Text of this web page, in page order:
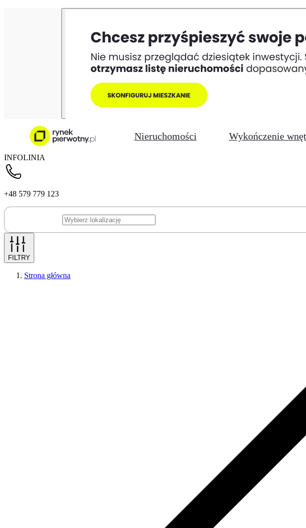
Nieruchomości Wykończenie
INFOLINIA
+48 579 779 123
FILTRY
Strona główna